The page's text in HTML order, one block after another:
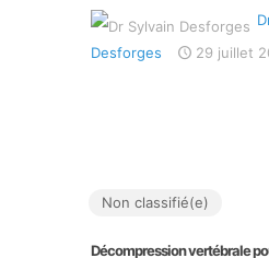
Desforges
29 juillet
Non classifié(e)
Décompression vertébrale